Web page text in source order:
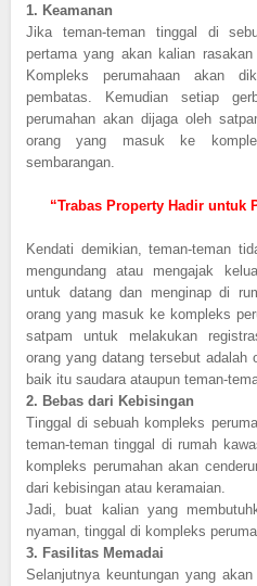
1. Keamanan
Jika teman-teman tinggal di
pertama yang akan kalian
Kompleks perumahaan akan
pembatas. Kemudian setiap
perumahan akan dijaga oleh
orang yang masuk ke
sembarangan.
“Trabas Property Hadir untuk
Kendati demikian, teman-teman
mengundang atau mengajak
untuk datang dan menginap di
orang yang masuk ke kompleks
satpam untuk melakukan
orang yang datang tersebut adalah
baik itu saudara ataupun teman-
2. Bebas dari Kebisingan
Tinggal di sebuah kompleks
teman-teman tinggal di rumah
kompleks perumahan akan
dari kebisingan atau keramaian.
Jadi, buat kalian yang
nyaman, tinggal di kompleks
3. Fasilitas Memadai
Selanjutnya keuntungan yang